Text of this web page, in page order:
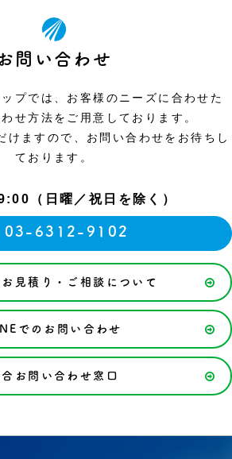
問い合わせ
プでは、お客様のニーズに合わせた
せ方法をご用意しております。
けますので、お問い合わせをお待ちし
ております。
（日曜／祝日を除く）
03-6312-9102
お見積り・ご相談について
でのお問い合わせ
合お問い合わせ窓口